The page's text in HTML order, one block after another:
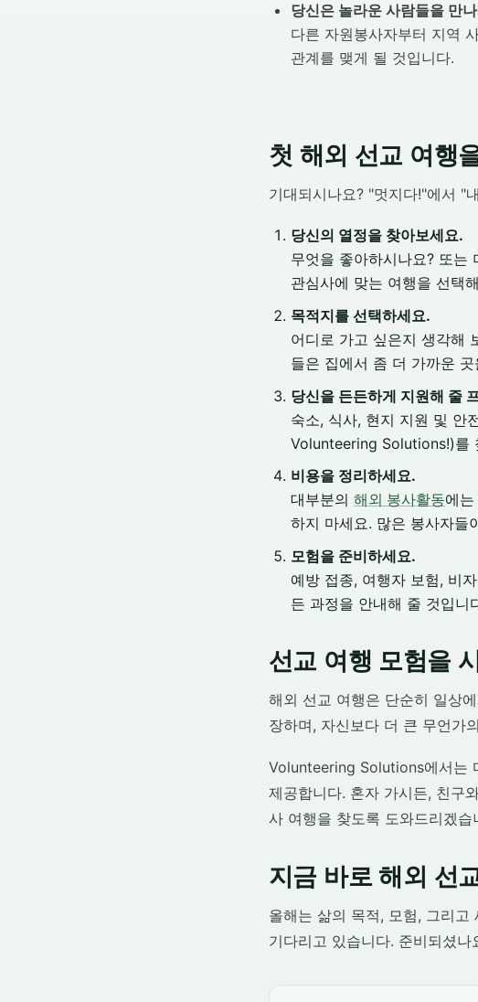
당신은 놀라운 사람들을 만
다른 자원봉사자부터 지역
관계를 맺게 될 것입니다.
첫 해외 선교 여행
기대되시나요? "멋지다!"에서 "
당신의 열정을 찾아보세요.
무엇을 좋아하시나요? 또는
관심사에 맞는 여행을 선택
목적지를 선택하세요.
어디로 가고 싶은지 생각해
들은 집에서 좀 더 가까운
당신을 든든하게 지원해 줄
숙소, 식사, 현지 지원 및 안
Volunteering Solutions!)를
비용을 정리하세요.
대부분의 해외 봉사활동에
하지 마세요. 많은 봉사자들
모험을 준비하세요.
예방 접종, 여행자 보험, 비
든 과정을 안내해 줄 것입니
선교 여행 모험을
해외 선교 여행은 단순히 일상
장하며, 자신보다 더 큰 무언가
Volunteering Solutions에서는
제공합니다. 혼자 가시든, 친구
사 여행을 찾도록 도와드리겠습
지금 바로 해외 선
올해는 삶의 목적, 모험, 그리
기다리고 있습니다. 준비되셨나